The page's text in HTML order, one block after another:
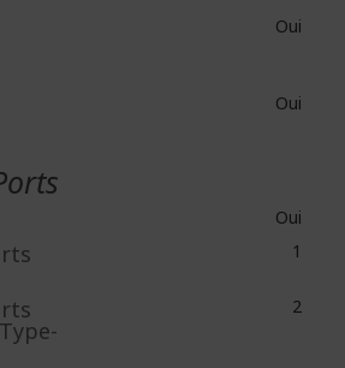
Oui
Oui
Oui
1
2